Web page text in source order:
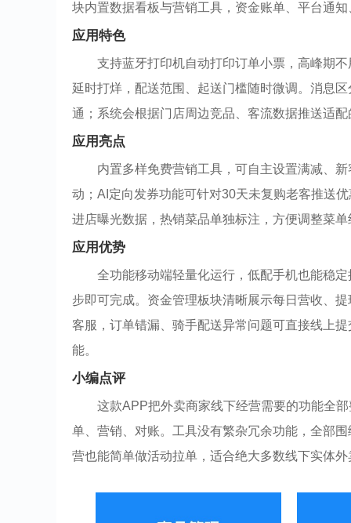
块内置数据看板与营销工具，资金账单、平台通
应用特色
支持蓝牙打印机自动打印订单小票，高峰期
延时打烊，配送范围、起送门槛随时微调。消息
通；系统会根据门店周边竞品、客流数据推送适
应用亮点
内置多样免费营销工具，可自主设置满减、
动；AI定向发券功能可针对30天未复购老客推送
进店曝光数据，热销菜品单独标注，方便调整菜
应用优势
全功能移动端轻量化运行，低配手机也能稳
步即可完成。资金管理板块清晰展示每日营收、
客服，订单错漏、骑手配送异常问题可直接线上
能。
小编点评
这款APP把外卖商家线下经营需要的功能全
单、营销、对账。工具没有繁杂冗余功能，全部
营也能简单做活动拉单，适合绝大多数线下实体